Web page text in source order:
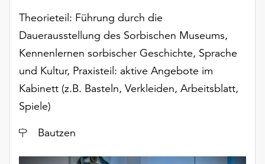
Theorieteil: Führung durch die
Dauerausstellung des Sorbischen Museums,
Kennenlernen sorbischer Geschichte, Sprache
und Kultur, Praxisteil: aktive Angebote im
Kabinett (z.B. Basteln, Verkleiden, Arbeitsblatt,
Spiele)
Ort
Bautzen